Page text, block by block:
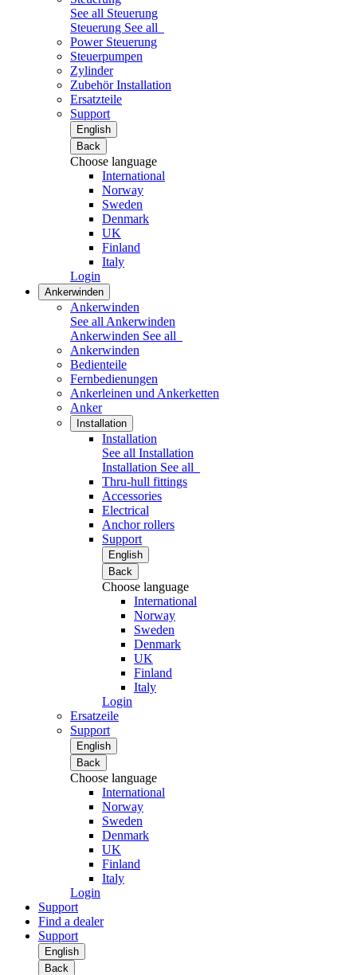
See all Steuerung
Steuerung See all
Power Steuerung
Steuerpumpen
Zylinder
Zubehör Installation
Ersatzteile
Support
English
Back
Choose language
International
Norway
Sweden
Denmark
UK
Finland
Italy
Login
Ankerwinden
Ankerwinden
See all Ankerwinden
Ankerwinden See all
Ankerwinden
Bedienteile
Fernbedienungen
Ankerleinen und Ankerketten
Anker
Installation
Installation
See all Installation
Installation See all
Thru-hull fittings
Accessories
Electrical
Anchor rollers
Support
English
Back
Choose language
International
Norway
Sweden
Denmark
UK
Finland
Italy
Login
Ersatzeile
Support
English
Back
Choose language
International
Norway
Sweden
Denmark
UK
Finland
Italy
Login
Support
Find a dealer
Support
English
Back